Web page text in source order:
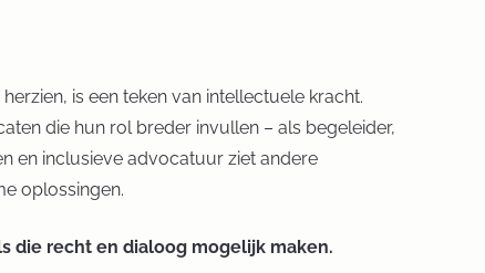
is een teken van intellectuele kracht.
die hun rol breder invullen – als begeleider,
en inclusieve advocatuur ziet andere
oplossingen.
die recht en dialoog mogelijk maken.